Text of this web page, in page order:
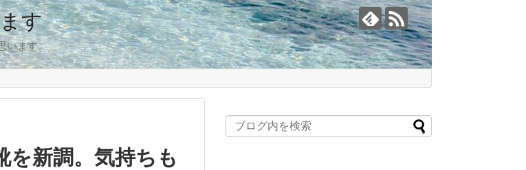
す
います。
を新調。気持ちも